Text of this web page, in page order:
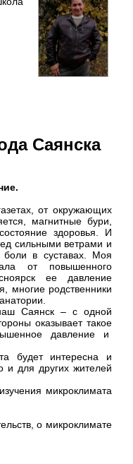
Саянска
от окружающих
магнитные бури,
здоровья. И
сильными ветрами и
в суставах. Моя
от повышенного
ее давление
многие родственники
Саянск – с одной
оказывает такое
давление и
будет интересна и
и для других жителей
микроклимата
о микроклимате